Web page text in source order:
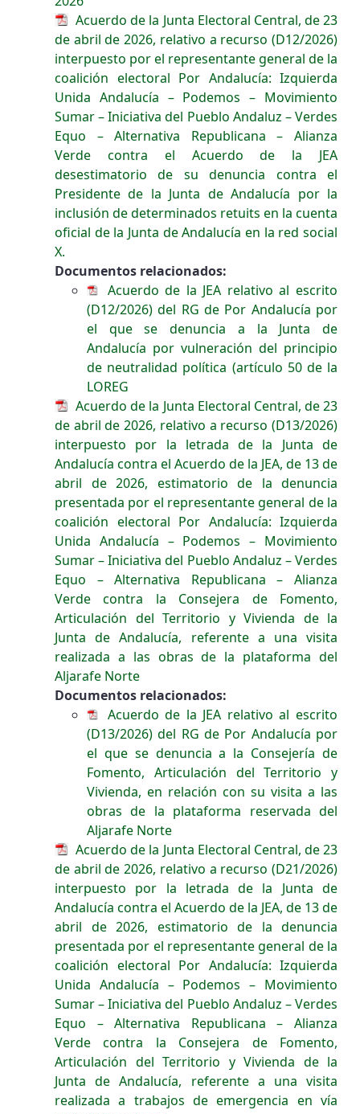
Acuerdo de la Junta Electoral Central, de 23
de abril de 2026, relativo a recurso (D12/2026)
interpuesto por el representante general de la
coalición electoral Por Andalucía: Izquierda
Unida Andalucía – Podemos – Movimiento
Sumar – Iniciativa del Pueblo Andaluz – Verdes
Equo – Alternativa Republicana – Alianza
Verde contra el Acuerdo de la JEA
desestimatorio de su denuncia contra el
Presidente de la Junta de Andalucía por la
inclusión de determinados retuits en la cuenta
oficial de la Junta de Andalucía en la red social
X.
Documentos relacionados:
Acuerdo de la JEA relativo al escrito
(D12/2026) del RG de Por Andalucía por
el que se denuncia a la Junta de
Andalucía por vulneración del principio
de neutralidad política (artículo 50 de la
LOREG
Acuerdo de la Junta Electoral Central, de 23
de abril de 2026, relativo a recurso (D13/2026)
interpuesto por la letrada de la Junta de
Andalucía contra el Acuerdo de la JEA, de 13 de
abril de 2026, estimatorio de la denuncia
presentada por el representante general de la
coalición electoral Por Andalucía: Izquierda
Unida Andalucía – Podemos – Movimiento
Sumar – Iniciativa del Pueblo Andaluz – Verdes
Equo – Alternativa Republicana – Alianza
Verde contra la Consejera de Fomento,
Articulación del Territorio y Vivienda de la
Junta de Andalucía, referente a una visita
realizada a las obras de la plataforma del
Aljarafe Norte
Documentos relacionados:
Acuerdo de la JEA relativo al escrito
(D13/2026) del RG de Por Andalucía por
el que se denuncia a la Consejería de
Fomento, Articulación del Territorio y
Vivienda, en relación con su visita a las
obras de la plataforma reservada del
Aljarafe Norte
Acuerdo de la Junta Electoral Central, de 23
de abril de 2026, relativo a recurso (D21/2026)
interpuesto por la letrada de la Junta de
Andalucía contra el Acuerdo de la JEA, de 13 de
abril de 2026, estimatorio de la denuncia
presentada por el representante general de la
coalición electoral Por Andalucía: Izquierda
Unida Andalucía – Podemos – Movimiento
Sumar – Iniciativa del Pueblo Andaluz – Verdes
Equo – Alternativa Republicana – Alianza
Verde contra la Consejera de Fomento,
Articulación del Territorio y Vivienda de la
Junta de Andalucía, referente a una visita
realizada a trabajos de emergencia en vía